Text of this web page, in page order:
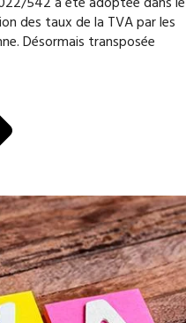
des taux de la TVA par les
Désormais transposée